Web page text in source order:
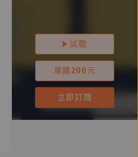
試聽
單購200 元
立即訂閱